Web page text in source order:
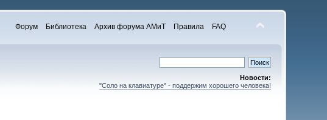
Форум Библиотека Архив форума АМиТ Правила FAQ
Новости:
"Соло на клавиатуре" - поддержим хорошего человека!